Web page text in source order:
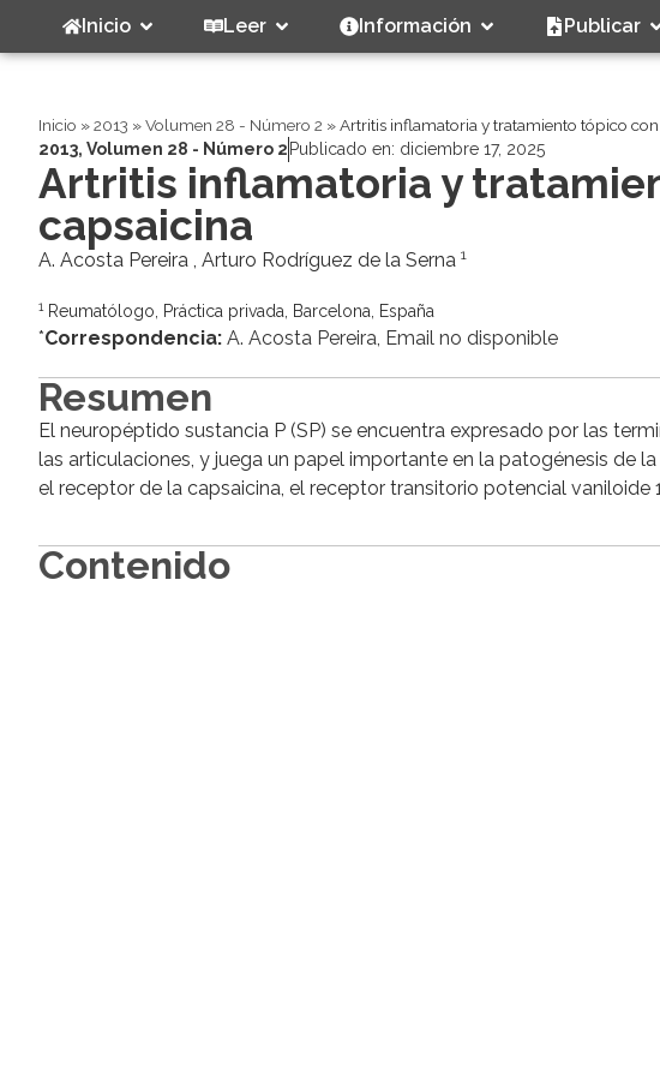
Inicio Leer Información Publicar
Inicio »2013 »Volumen 28 - Número 2 »Artritis inflamatoria y tratamiento tópico
2013, Volumen 28 - Número 2 Publicado en: diciembre 17, 2025
Artritis inflamatoria y
capsaicina
A. Acosta Pereira , Arturo Rodríguez de la Serna 1
1Reumatólogo, Práctica privada, Barcelona, España
*Correspondencia: A. Acosta Pereira, Email no disponible
Resumen
El neuropéptido sustancia P (SP) se encuentra expresado por las
las articulaciones, y juega un papel importante en la patogénesis de
el receptor de la capsaicina, el receptor transitorio potencial vaniloide 1
Contenido